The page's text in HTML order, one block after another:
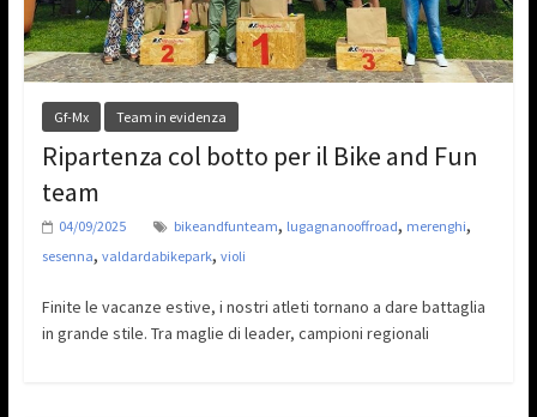
Gf-Mx Team in evidenza
Ripartenza col botto per il Bike and Fun
team
04/09/2025 bikeandfunteam, lugagnanooffroad, merenghi,
sesenna, valdardabikepark, violi
Finite le vacanze estive, i nostri atleti tornano a dare battaglia
in grande stile. Tra maglie di leader, campioni regionali